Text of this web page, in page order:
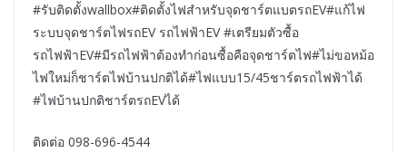
#รับติดตั้งwallbox#ติดตั้งไฟสำหรับจุดชาร์ตแบตรถEV#แก้ไฟ
ระบบจุดชาร์ตไฟรถEV รถไฟฟ้าEV #เตรียมตัวซื้อ
รถไฟฟ้าEV#มีรถไฟฟ้าต้องทำก่อนซื้อคือจุดชาร์ตไฟ#ไม่ขอหม้อ
ไฟใหม่ก็ชาร์ตไฟบ้านปกติได้#ไฟแบบ15/45ชาร์ตรถไฟฟ้าได้
#ไฟบ้านปกติชาร์ตรถEVได้
ติดต่อ 098-696-4544